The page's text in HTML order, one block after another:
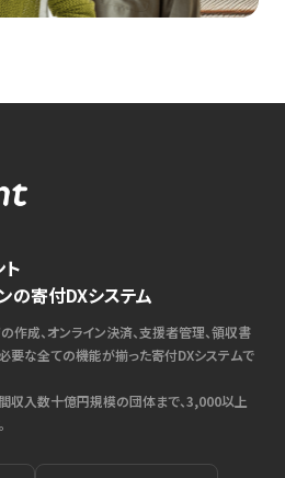
の寄付DXシステム
作成、オンライン決済、支援者管理、領収書
要な全ての機能が揃った寄付DXシステムで
収入数十億円規模の団体まで、3,000以上